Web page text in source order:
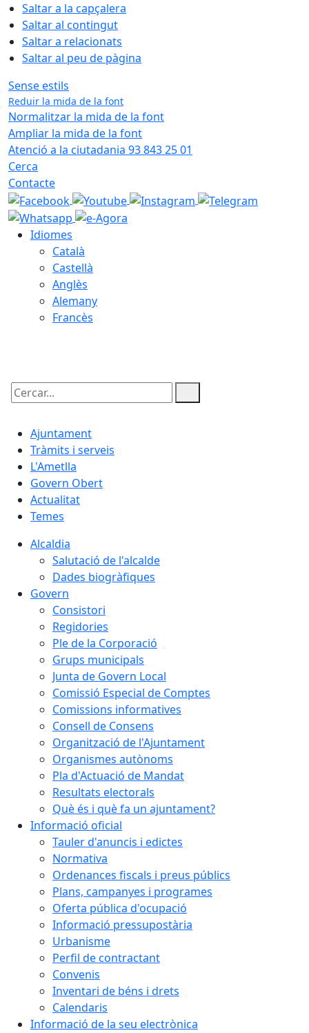
Saltar a la capçalera
Saltar al contingut
Saltar a relacionats
Saltar al peu de pàgina
Sense estils
Reduir la mida de la font
Normalitzar la mida de la font
Ampliar la mida de la font
Atenció a la ciutadania 93 843 25 01
Cerca
Contacte
Idiomes
Català
Castellà
Anglès
Alemany
Francès
Cercar:
Ajuntament
Tràmits i serveis
L'Ametlla
Govern Obert
Actualitat
Temes
Alcaldia
Salutació de l'alcalde
Dades biogràfiques
Govern
Consistori
Regidories
Ple de la Corporació
Grups municipals
Junta de Govern Local
Comissió Especial de Comptes
Comissions informatives
Consell de Consens
Organització de l'Ajuntament
Organismes autònoms
Pla d'Actuació de Mandat
Resultats electorals
Què és i què fa un ajuntament?
Informació oficial
Tauler d'anuncis i edictes
Normativa
Ordenances fiscals i preus públics
Plans, campanyes i programes
Oferta pública d'ocupació
Informació pressupostària
Urbanisme
Perfil de contractant
Convenis
Inventari de béns i drets
Calendaris
Informació de la seu electrònica